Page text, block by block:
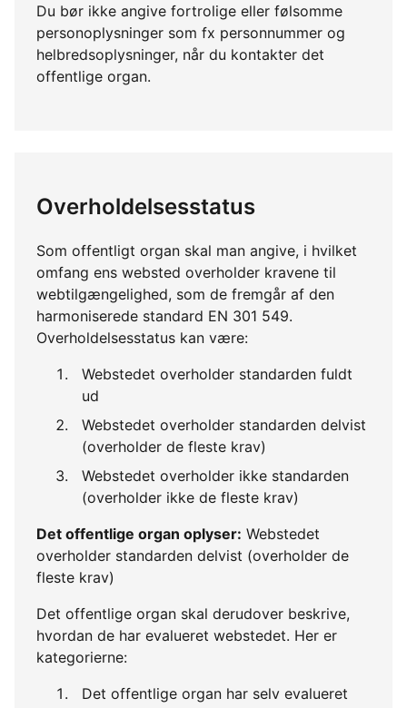
Du bør ikke angive fortrolige eller følsomme
personoplysninger som fx personnummer og
helbredsoplysninger, når du kontakter det
offentlige organ.
Overholdelsesstatus
Som offentligt organ skal man angive, i hvilket
omfang ens websted overholder kravene til
webtilgængelighed, som de fremgår af den
harmoniserede standard EN 301 549.
Overholdelsesstatus kan være:
Webstedet overholder standarden fuldt
ud
Webstedet overholder standarden delvist
(overholder de fleste krav)
Webstedet overholder ikke standarden
(overholder ikke de fleste krav)
Det offentlige organ oplyser: Webstedet
overholder standarden delvist (overholder de
fleste krav)
Det offentlige organ skal derudover beskrive,
hvordan de har evalueret webstedet. Her er
kategorierne:
Det offentlige organ har selv evalueret